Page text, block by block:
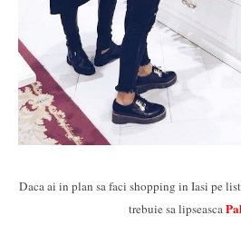
Daca ai in plan sa faci shopping in Iasi pe
trebuie sa lipseasca